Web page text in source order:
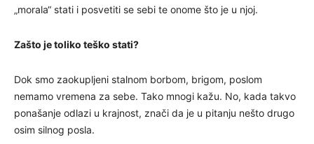
„morala“ stati i posvetiti se sebi te onome što je u njoj.
Zašto je toliko teško stati?
Dok smo zaokupljeni stalnom borbom, brigom, poslom
nemamo vremena za sebe. Tako mnogi kažu. No, kada takvo
ponašanje odlazi u krajnost, znači da je u pitanju nešto drugo
osim silnog posla.